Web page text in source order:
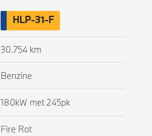
HLP-31-F
30.754 km
Benzine
180kW met 245pk
Fire Rot